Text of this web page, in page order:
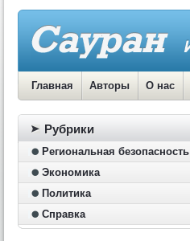
Главная Авторы О нас
Рубрики
Региональная безопасность
Экономика
Политика
Справка